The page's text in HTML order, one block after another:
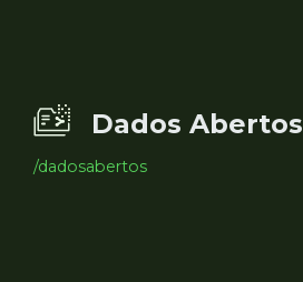
Dados Abertos
/dadosabertos